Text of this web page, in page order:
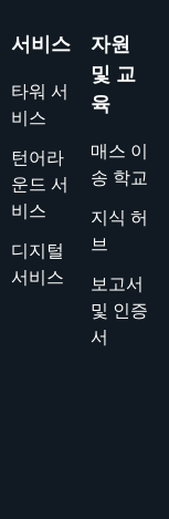
서비스
타워 서
비스
턴어라
운드 서
비스
디지털
서비스
자원
및 교
육
매스 이
송 학교
지식 허
브
보고서
및 인증
서